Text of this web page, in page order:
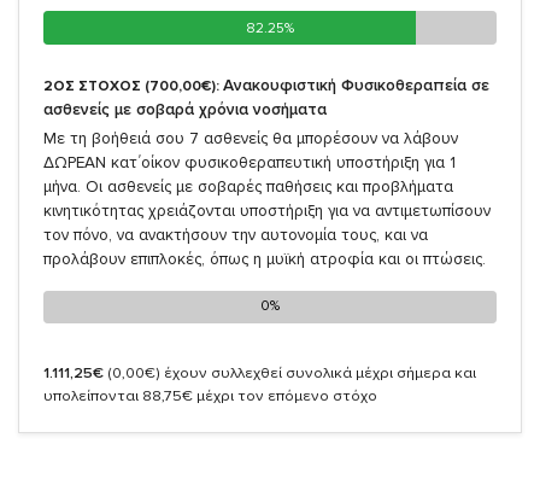
82.25%
82.25%
2ΟΣ ΣΤΟΧΟΣ (700,00€): Ανακουφιστική Φυσικοθεραπεία σε
ασθενείς με σοβαρά χρόνια νοσήματα
Με τη βοήθειά σου 7 ασθενείς θα μπορέσουν να λάβουν
ΔΩΡΕΑΝ κατ΄οίκον φυσικοθεραπευτική υποστήριξη για 1
μήνα. Οι ασθενείς με σοβαρές παθήσεις και προβλήματα
κινητικότητας χρειάζονται υποστήριξη για να αντιμετωπίσουν
τον πόνο, να ανακτήσουν την αυτονομία τους, και να
προλάβουν επιπλοκές, όπως η μυϊκή ατροφία και οι πτώσεις.
0%
0%
1.111,25€ (0,00€) έχουν συλλεχθεί συνολικά μέχρι σήμερα και
υπολείπονται 88,75€ μέχρι τον επόμενο στόχο